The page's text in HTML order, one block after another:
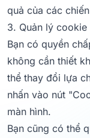
quả của các
3. Quản lý cookie
Bạn có quyền
không cần thiết
thể thay đổi lựa
nhấn vào nút
màn hình.
Bạn cũng có thể